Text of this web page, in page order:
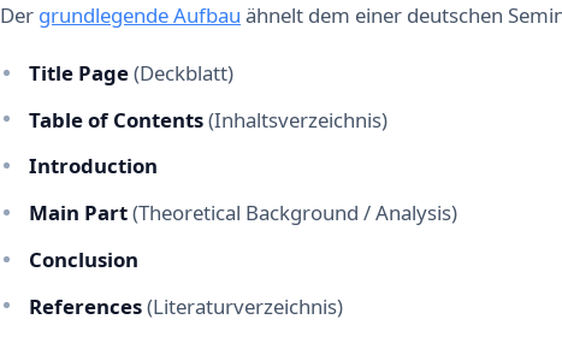
Der grundlegende Aufbau ähnelt dem einer deutschen
Title Page(Deckblatt)
Table of Contents(Inhaltsverzeichnis)
Introduction
Main Part(Theoretical Background / Analysis)
Conclusion
References(Literaturverzeichnis)